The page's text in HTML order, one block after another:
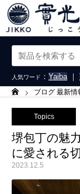
人気ワード ： Yaiba｜
ーム ブログ 最新情
Topics
堺包丁の魅
に愛される
2023.12.5